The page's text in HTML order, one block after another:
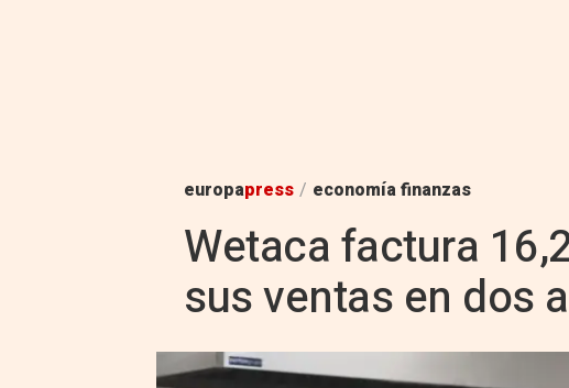
europapress / economía finanzas
Wetaca factura
sus ventas en dos